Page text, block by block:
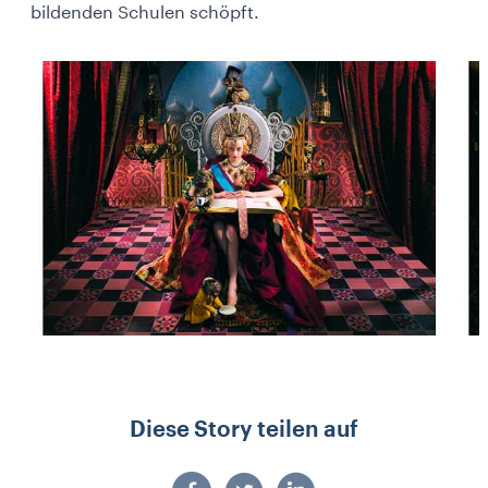
bildenden Schulen schöpft.
Diese Story teilen auf